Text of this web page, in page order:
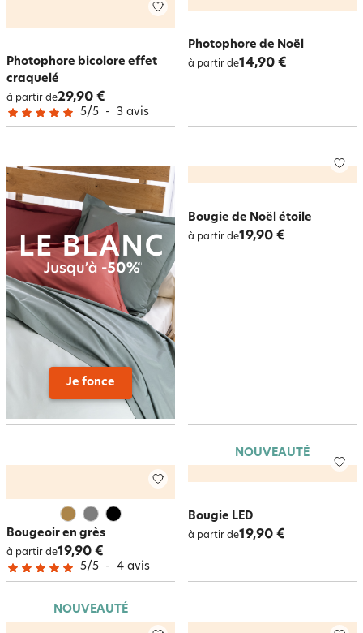
Photophore bicolore effet
craquelé
à partir de29,90 €
5/5 - 3 avis
Photophore de Noël
à partir de14,90 €
Bougie de Noël étoile
à partir de19,90 €
Bougeoir en grès
à partir de19,90 €
5/5 - 4 avis
NOUVEAUTÉ
Bougie LED
à partir de19,90 €
NOUVEAUTÉ
Je fonce